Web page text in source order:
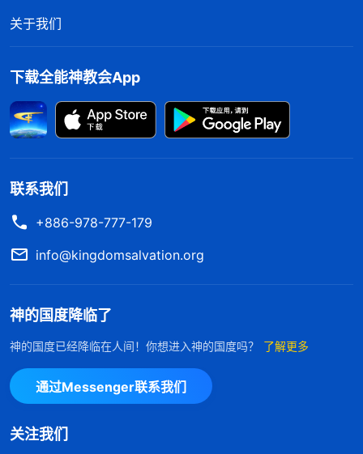
是多么荣耀的事啊！我们是属于被撒但败坏至深的人
在整个人类当中，神拣选了我们为神效力，我们得着
了很多，这的确是神极大的高抬，这是最公正的说
法，人若领受不了，那就狂妄得太无理智了。再说句
实话，让咱们这些没有人性的人为神效力，你知道神
受了多大屈辱吗？天天面对我们这些败坏人类，谁考
虑到神受了多大屈辱？我们常常悖逆神、抵挡神，凭
实话，我们满了败坏性情，为神效力都达不到神的要
求，按我们的所做所行，连效力都不配，怎么配做神
的子民呢？”听了这一番话，我才醒悟过来，神是造
物的主，至高无上，我卑贱渺小，能为神效力都是神
的高抬和恩待，而我却丝毫不认识自己的身份、地
位，认为做效力者太低贱，怎么也不愿意为神效力，
心追求、撇弃花费，但都是为了得福，为了进天国享
关于我们
下载全能神教会App
联系我们
+886-978-777-179
info@kingdomsalvation.org
神的国度降临了
神的国度已经降临在人间！你想进入神的国度吗？ 了解更多
通过Messenger联系我们
关注我们